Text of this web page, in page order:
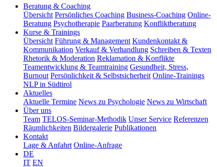
Beratung & Coaching
Übersicht Persönliches Coaching Business-Coaching Online-
Beratung Psychotherapie Paarberatung Konfliktberatung
Kurse & Trainings
Übersicht Führung & Management Kundenkontakt &
Kommunikation Verkauf & Verhandlung Schreiben & Texten
Rhetorik & Moderation Reklamation & Konflikte
Teamentwicklung & Teamtraining Gesundheit, Stress,
Burnout Persönlichkeit & Selbstsicherheit Online-Trainings
NLP in Südtirol
Aktuelles
Aktuelle Termine News zu Psychologie News zu Wirtschaft
Über uns
Team TELOS-Seminar-Methodik Unser Service Referenzen
Räumlichkeiten Bildergalerie Publikationen
Kontakt
Lage & Anfahrt Online-Anfrage
DE
IT EN